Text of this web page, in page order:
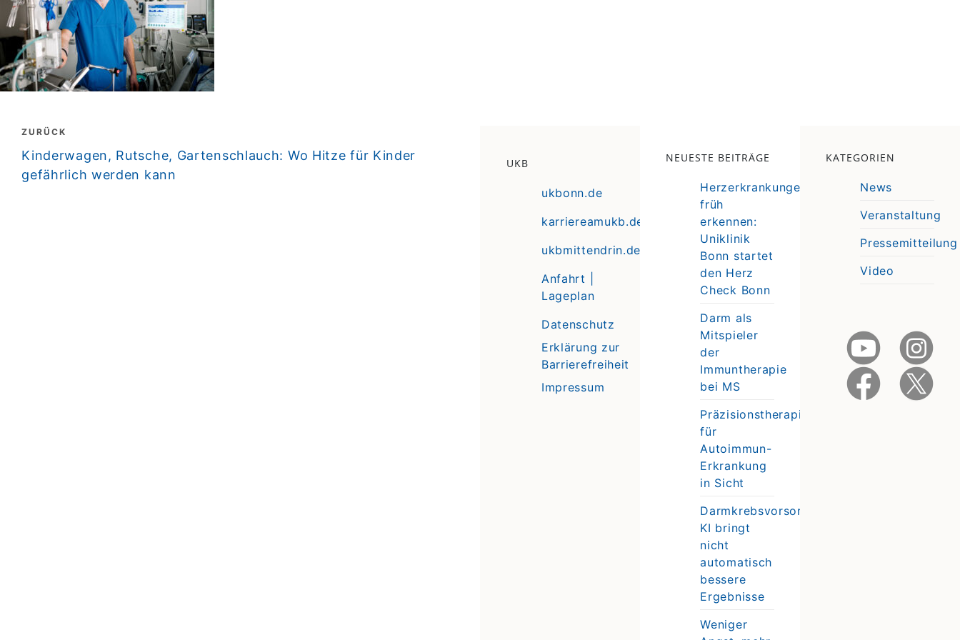
Beitragsnavigation
ZURÜCK
zurück
Kinderwagen, Rutsche, Gartenschlauch: Wo Hitze für Kinder
gefährlich werden kann
UKB
ukbonn.de
karriereamukb.de
ukbmittendrin.de
Anfahrt |
Lageplan
Datenschutz
Erklärung zur
Barrierefreiheit
Impressum
NEUESTE BEITRÄGE
Herzerkrankungen
früh
erkennen:
Uniklinik
Bonn startet
den Herz
Check Bonn
Darm als
Mitspieler
der
Immuntherapie
bei MS
Präzisionstherapie
für
Autoimmun-
Erkrankung
in Sicht
Darmkrebsvorsorge:
KI bringt
nicht
automatisch
bessere
Ergebnisse
Weniger
KATEGORIEN
News
Veranstaltung
Pressemitteilung
Video